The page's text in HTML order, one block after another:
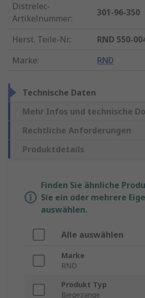
Distrelec-
Artikelnummer:
301-96-350
Herst. Teile-Nr.:
RND 550-
Marke: RND
Technische Daten
Mehr Infos und technische
Rechtliche Anforderungen
Produktdetails
Finden Sie ähnliche
Sie ein oder mehrere
auswählen.
Alle auswählen
Marke
RND
Produkt Typ
Biegezange